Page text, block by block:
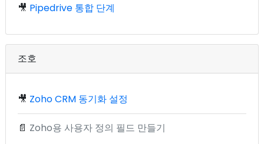
🎥 Pipedrive 통합 단계
조호
🎥 Zoho CRM 동기화 설정
📄 Zoho용 사용자 정의 필드 만들기